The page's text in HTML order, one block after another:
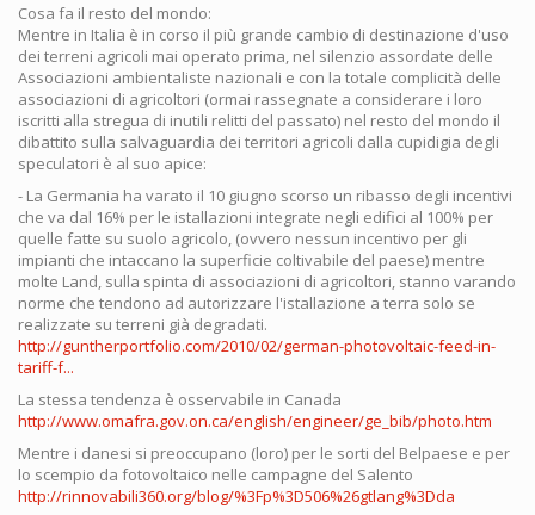
Cosa fa il resto del mondo:
Mentre in Italia è in corso il più grande cambio di destinazione d'uso
dei terreni agricoli mai operato prima, nel silenzio assordate delle
Associazioni ambientaliste nazionali e con la totale complicità delle
associazioni di agricoltori (ormai rassegnate a considerare i loro
iscritti alla stregua di inutili relitti del passato) nel resto del mondo il
dibattito sulla salvaguardia dei territori agricoli dalla cupidigia degli
speculatori è al suo apice:
- La Germania ha varato il 10 giugno scorso un ribasso degli incentivi
che va dal 16% per le istallazioni integrate negli edifici al 100% per
quelle fatte su suolo agricolo, (ovvero nessun incentivo per gli
impianti che intaccano la superficie coltivabile del paese) mentre
molte Land, sulla spinta di associazioni di agricoltori, stanno varando
norme che tendono ad autorizzare l'istallazione a terra solo se
realizzate su terreni già degradati.
http://guntherportfolio.com/2010/02/german-photovoltaic-feed-in-
tariff-f...
La stessa tendenza è osservabile in Canada
http://www.omafra.gov.on.ca/english/engineer/ge_bib/photo.htm
Mentre i danesi si preoccupano (loro) per le sorti del Belpaese e per
lo scempio da fotovoltaico nelle campagne del Salento
http://rinnovabili360.org/blog/%3Fp%3D506%26gtlang%3Dda